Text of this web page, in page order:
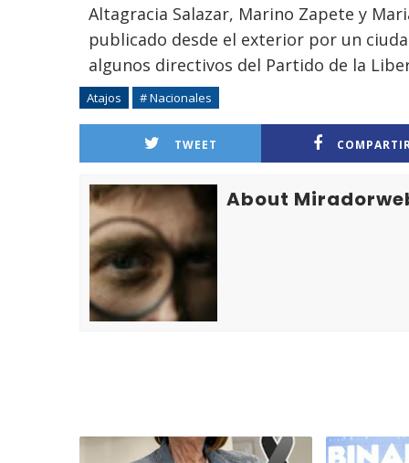
Altagracia Salazar, Marino Zapete y
publicado desde el exterior por un
algunos directivos del Partido de la
Atajos # Nacionales
TWEET
About